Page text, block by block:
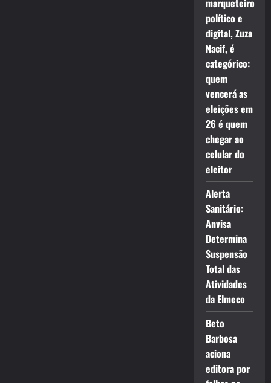
marqueteiro
político e
digital, Zuza
Nacif, é
categórico:
quem
vencerá as
eleições em
26 é quem
chegar ao
celular do
eleitor
Alerta
Sanitário:
Anvisa
Determina
Suspensão
Total das
Atividades
da Elmeco
Beto
Barbosa
aciona
editora por